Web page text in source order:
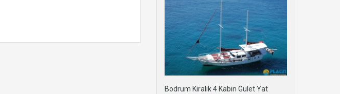
Bodrum Kiralık 4 Kabin Gulet Yat